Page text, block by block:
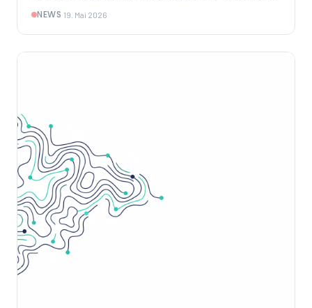
Mittelstand und KI-Verantwortliche ergeben.
NEWS·19. Mai 2026